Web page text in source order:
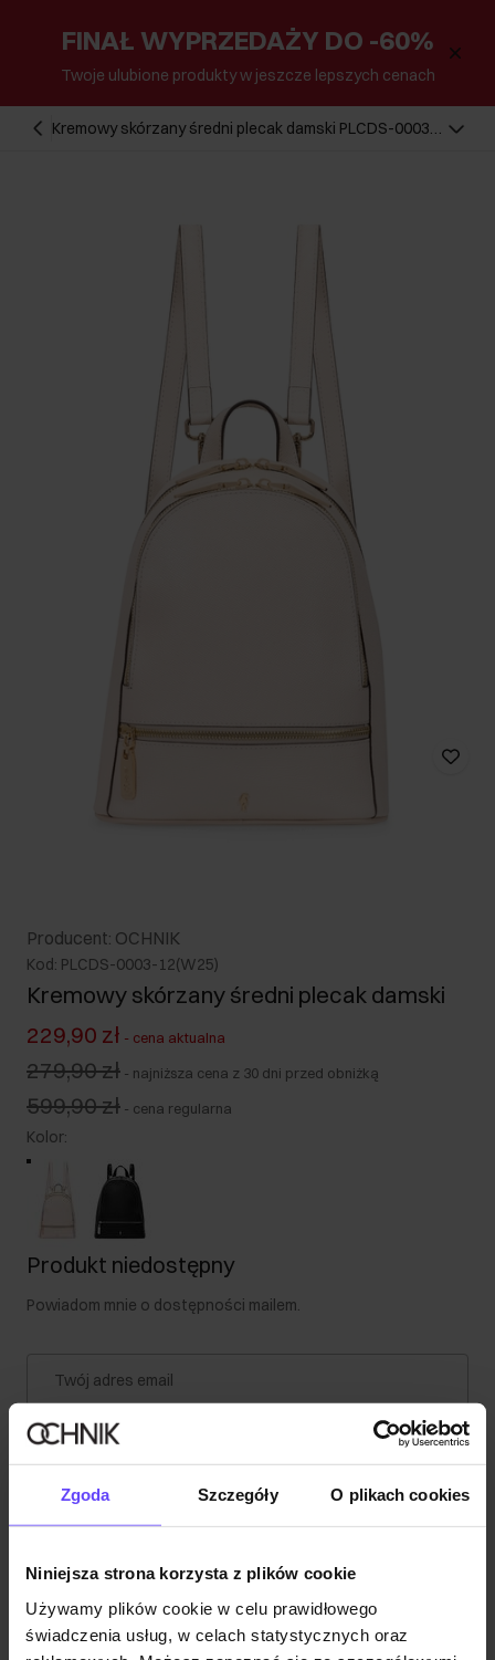
Zgoda Szczegóły O plikach cookies
Niniejsza strona korzysta z plików cookie
Używamy plików cookie w celu prawidłowego
świadczenia usług, w celach statystycznych oraz
FINAŁ WYPRZEDAŻY DO -60%
Twoje ulubione produkty w jeszcze lepszych cenach
Kremowy skórzany średni plecak damski PLCDS-0003-
Producent: OCHNIK
Kod: PLCDS-0003-12(W25)
Kremowy skórzany średni plecak damski
229,90 zł - cena aktualna
279,90 zł - najniższa cena z 30 dni przed obniżką
599,90 zł - cena regularna
Kolor:
Produkt niedostępny
Powiadom mnie o dostępności mailem.
Twój adres email
Szczegóły